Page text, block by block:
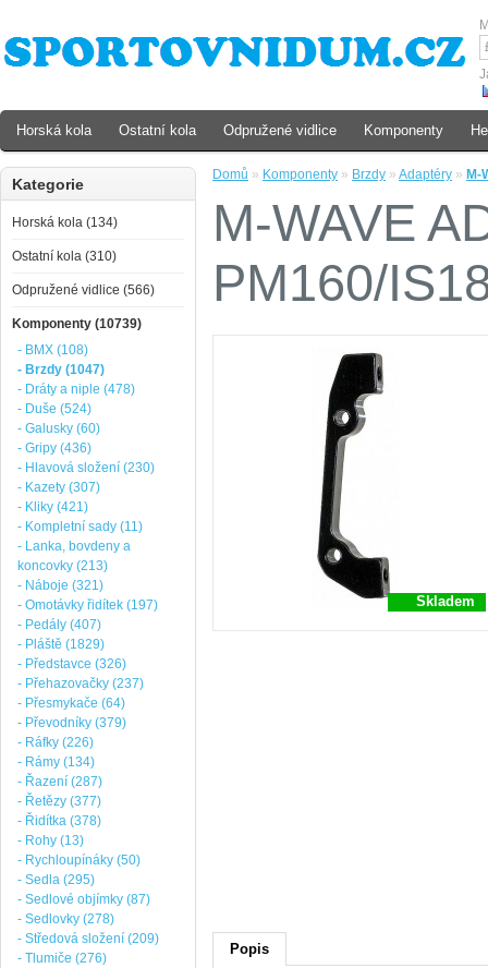
Domů » Komponenty » Brzdy » Adaptéry » M-
M-WAVE
PM160/
Skladem
Popis
Kategorie
Horská kola (134)
Ostatní kola (310)
Odpružené vidlice (566)
Komponenty (10739)
- BMX (108)
- Brzdy (1047)
- Dráty a niple (478)
- Duše (524)
- Galusky (60)
- Gripy (436)
- Hlavová složení (230)
- Kazety (307)
- Kliky (421)
- Kompletní sady (11)
- Lanka, bovdeny a
koncovky (213)
- Náboje (321)
- Omotávky řidítek (197)
- Pedály (407)
- Pláště (1829)
- Představce (326)
- Přehazovačky (237)
- Přesmykače (64)
- Převodníky (379)
- Ráfky (226)
- Rámy (134)
- Řazení (287)
- Řetězy (377)
- Řidítka (378)
- Rohy (13)
- Rychloupínáky (50)
- Sedla (295)
- Sedlové objímky (87)
- Sedlovky (278)
- Středová složení (209)
- Tlumiče (276)
Horská kola Ostatní kola Odpružené vidlice Komponenty